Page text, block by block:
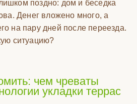
поздно: дом и беседка
Денег вложено много, а
на пару дней после переезда.
ситуацию?
чем чреваты
укладки террас